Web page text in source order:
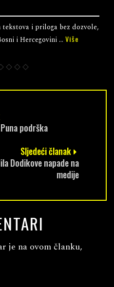
i priloga bez dozvole,
i Hercegovini ... Više
podrška
Sljedeći članak
Dodikove napade na
medije
je na ovom članku,